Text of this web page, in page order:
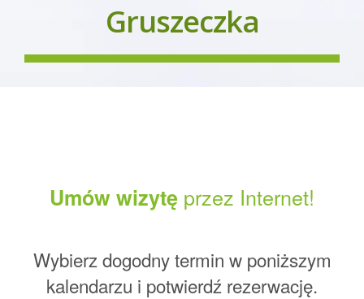
Gruszeczka
Umów wizytę przez Internet!
Wybierz dogodny termin w poniższym
kalendarzu i potwierdź rezerwację.